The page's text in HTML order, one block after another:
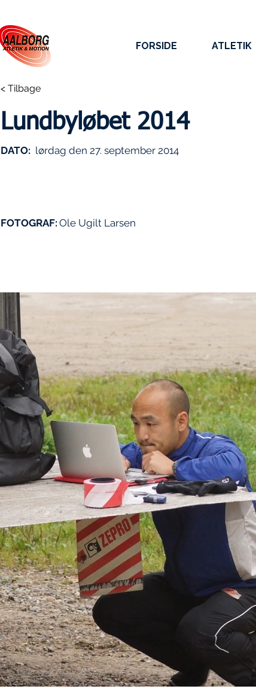
FORSIDE ATLETIK
< Tilbage
Lundbyløbet 2014
DATO: lørdag den 27. september 2014
FOTOGRAF: Ole Ugilt Larsen